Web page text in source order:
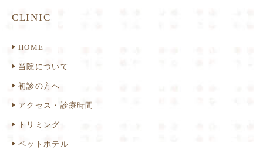
CLINIC
HOME
当院について
初診の方へ
アクセス・診療時間
トリミング
ペットホテル